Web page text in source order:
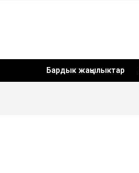
Бардык жаңылыктар